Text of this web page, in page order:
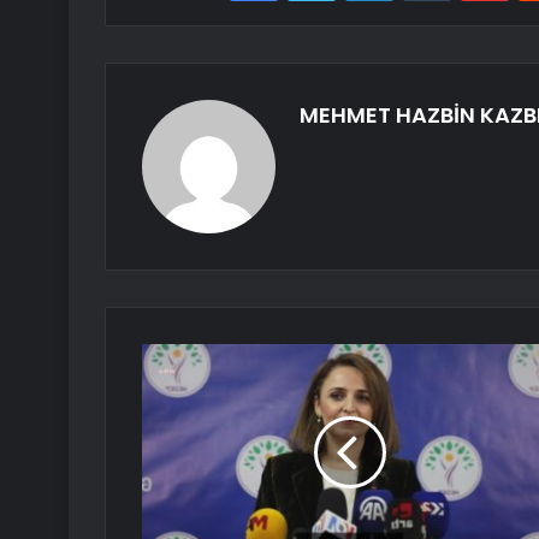
MEHMET HAZBİN